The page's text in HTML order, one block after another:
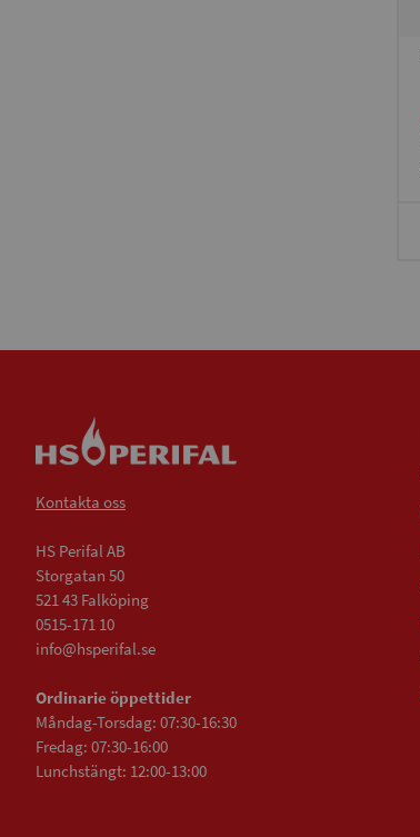
Kontakta oss
HS Perifal AB
Storgatan 50
521 43 Falköping
0515-171 10
info@hsperifal.se
Ordinarie öppettider
Måndag-Torsdag: 07:30-16:30
Fredag: 07:30-16:00
Lunchstängt: 12:00-13:00